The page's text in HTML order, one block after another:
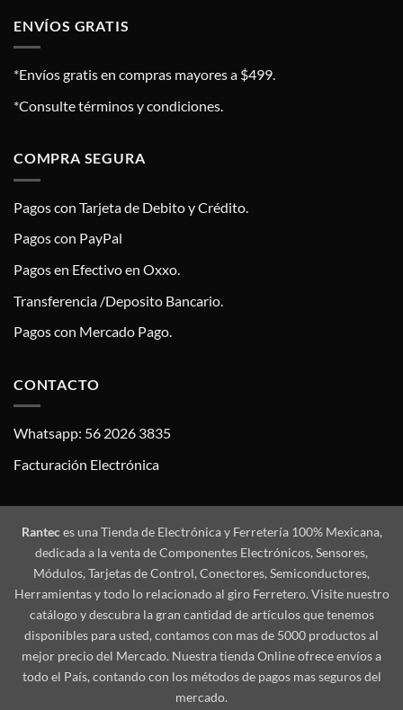
ENVÍOS GRATIS
*Envíos gratis en compras mayores a $499.
*Consulte términos y condiciones.
COMPRA SEGURA
Pagos con Tarjeta de Debito y Crédito.
Pagos con PayPal
Pagos en Efectivo en Oxxo.
Transferencia /Deposito Bancario.
Pagos con Mercado Pago.
CONTACTO
Whatsapp: 56 2026 3835
Facturación Electrónica
Ranteces una Tienda de Electrónica y Ferretería 100% Mexicana,
dedicada a la venta de Componentes Electrónicos, Sensores,
Módulos, Tarjetas de Control, Conectores, Semiconductores,
Herramientas y todo lo relacionado al giro Ferretero. Visite nuestro
catálogo y descubra la gran cantidad de artículos que tenemos
disponibles para usted, contamos con mas de 5000 productos al
mejor precio del Mercado. Nuestra tienda Online ofrece envíos a
todo el País, contando con los métodos de pagos mas seguros del
mercado.